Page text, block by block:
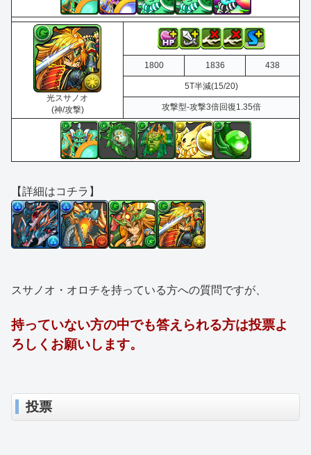
光スサノオ
(神/攻撃)
1800 1836 438
5T半減(15/20)
攻撃型-攻撃3倍回復1.35倍
【詳細はコチラ】
スサノオ・オロチを持っている方への質問ですが、
持っていない方の中でも答えられる方は投票よ
ろしくお願いします。
投票